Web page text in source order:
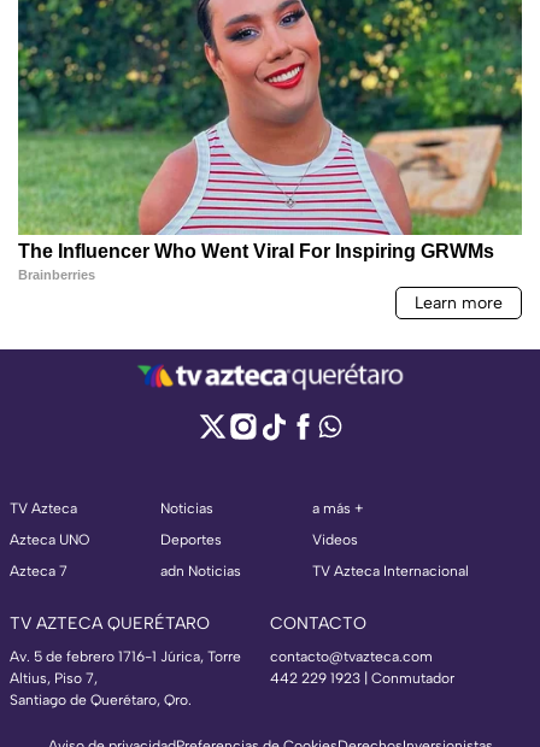
TV Azteca
Azteca UNO
Azteca 7
Noticias
Deportes
adn Noticias
a más +
Videos
TV Azteca Internacional
TV AZTECA QUERÉTARO
Av. 5 de febrero 1716-1 Júrica, Torre
Altius, Piso 7,
Santiago de Querétaro, Qro.
CONTACTO
contacto@tvazteca.com
442 229 1923 | Conmutador